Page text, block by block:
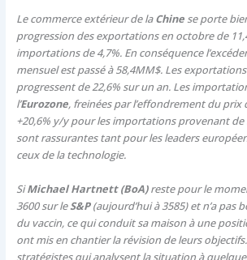
Le commerce extérieur de laChine se porte
progression des exportations en octobre de
importations de 4,7%. En conséquence
mensuel est passé à 58,4MM$. Les
progressent de 22,6% sur un an. Les
l’Eurozone, freinées par l’effondrement du prix
+20,6% y/y pour les importations provenant de
sont rassurantes tant pour les leaders
ceux de la technologie.
SiMichael Hartnett (BoA)reste pour le
3600 sur leS&P(aujourd’hui à 3585) et n’a pas
du vaccin, ce qui conduit sa maison à une
ont mis en chantier la révision de leurs
stratégistes qui analysent la situation à